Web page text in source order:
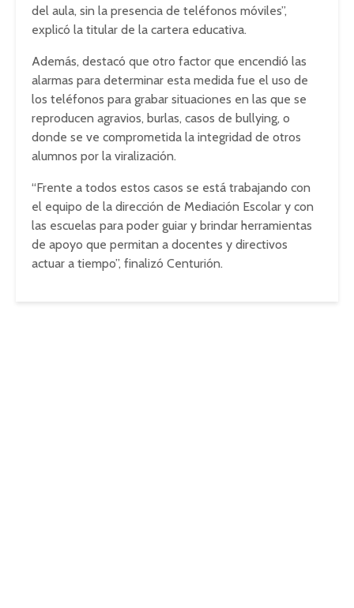
del aula, sin la presencia de teléfonos móviles”,
explicó la titular de la cartera educativa.
Además, destacó que otro factor que encendió las
alarmas para determinar esta medida fue el uso de
los teléfonos para grabar situaciones en las que se
reproducen agravios, burlas, casos de bullying, o
donde se ve comprometida la integridad de otros
alumnos por la viralización.
“Frente a todos estos casos se está trabajando con
el equipo de la dirección de Mediación Escolar y con
las escuelas para poder guiar y brindar herramientas
de apoyo que permitan a docentes y directivos
actuar a tiempo”, finalizó Centurión.